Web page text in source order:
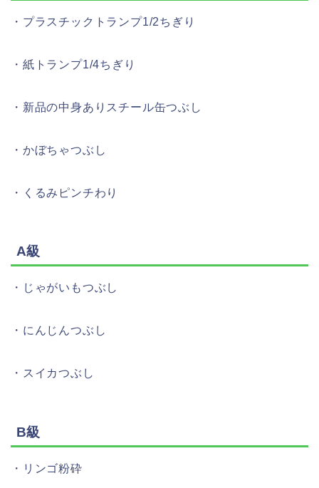
・プラスチックトランプ1/2ちぎり
・紙トランプ1/4ちぎり
・新品の中身ありスチール缶つぶし
・かぼちゃつぶし
・くるみピンチわり
A級
・じゃがいもつぶし
・にんじんつぶし
・スイカつぶし
B級
・リンゴ粉砕